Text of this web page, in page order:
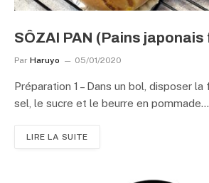
SÔZAI PAN (Pains
Par Haruyo 05/01/2020
Préparation 1 – Dans un bol, disposer la
sel, le sucre et le beurre en
LIRE LA SUITE